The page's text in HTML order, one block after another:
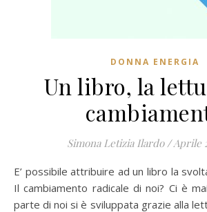
DONNA ENERGIA
Un libro, la
Simona Letizia Ilardo /Aprile
E’ possibile attribuire ad un libro la svolta della nostra vita?
Il cambiamento radicale di noi? Ci è
parte di noi si è sviluppata grazie alla